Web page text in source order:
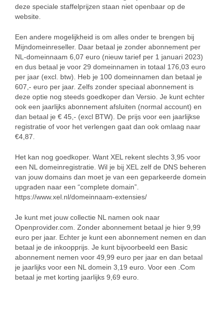
deze speciale staffelprijzen staan niet openbaar op de
website.
Een andere mogelijkheid is om alles onder te brengen bij
Mijndomeinreseller. Daar betaal je zonder abonnement per
NL-domeinnaam 6,07 euro (nieuw tarief per 1 januari 2023)
en dus betaal je voor 29 domeinnamen in totaal 176,03 euro
per jaar (excl. btw). Heb je 100 domeinnamen dan betaal je
607,- euro per jaar. Zelfs zonder speciaal abonnement is
deze optie nog steeds goedkoper dan Versio. Je kunt echter
ook een jaarlijks abonnement afsluiten (normal account) en
dan betaal je € 45,- (excl BTW). De prijs voor een jaarlijkse
registratie of voor het verlengen gaat dan ook omlaag naar
€4,87.
Het kan nog goedkoper. Want XEL rekent slechts 3,95 voor
een NL domeinregistratie. Wil je bij XEL zelf de DNS beheren
van jouw domains dan moet je van een geparkeerde domein
upgraden naar een “complete domain”.
https://www.xel.nl/domeinnaam-extensies/
Je kunt met jouw collectie NL namen ook naar
Openprovider.com. Zonder abonnement betaal je hier 9,99
euro per jaar. Echter je kunt een abonnement nemen en dan
betaal je de inkoopprijs. Je kunt bijvoorbeeld een Basic
abonnement nemen voor 49,99 euro per jaar en dan betaal
je jaarlijks voor een NL domein 3,19 euro. Voor een .Com
betaal je met korting jaarlijks 9,69 euro.